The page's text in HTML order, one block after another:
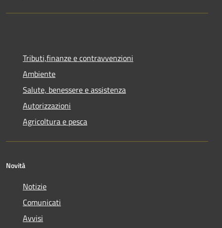
Tributi,finanze e contravvenzioni
Ambiente
Salute, benessere e assistenza
Autorizzazioni
Agricoltura e pesca
Novità
Notizie
Comunicati
Avvisi